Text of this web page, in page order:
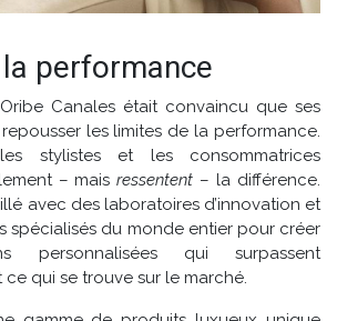
performance
Canales était convaincu que ses
les limites de la performance.
stylistes et les consommatrices
– maisressentent – la différence.
avec des laboratoires d’innovation et
spécialisés du monde entier pour créer
personnalisées qui surpassent
qui se trouve sur le marché.